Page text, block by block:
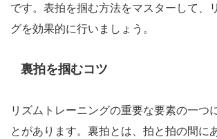
です。表拍を掴む方法をマスターして、
グを効果的に行いましょう。
裏拍を掴むコツ
リズムトレーニングの重要な要素の一つ
とがあります。裏拍とは、拍と拍の間に